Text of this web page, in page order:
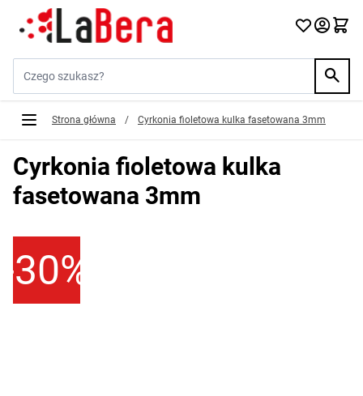
Przejdź do treści
Strona główna / Cyrkonia fioletowa kulka fasetowana 3mm
Cyrkonia fioletowa kulka
fasetowana 3mm
-30%